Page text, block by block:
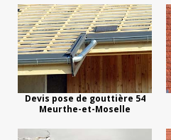
Devis pose de gouttière 54
Meurthe-et-Moselle